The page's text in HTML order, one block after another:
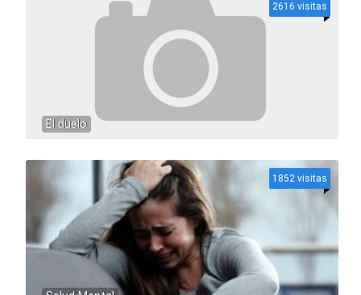
El duelo
2616 visitas
1852 visitas